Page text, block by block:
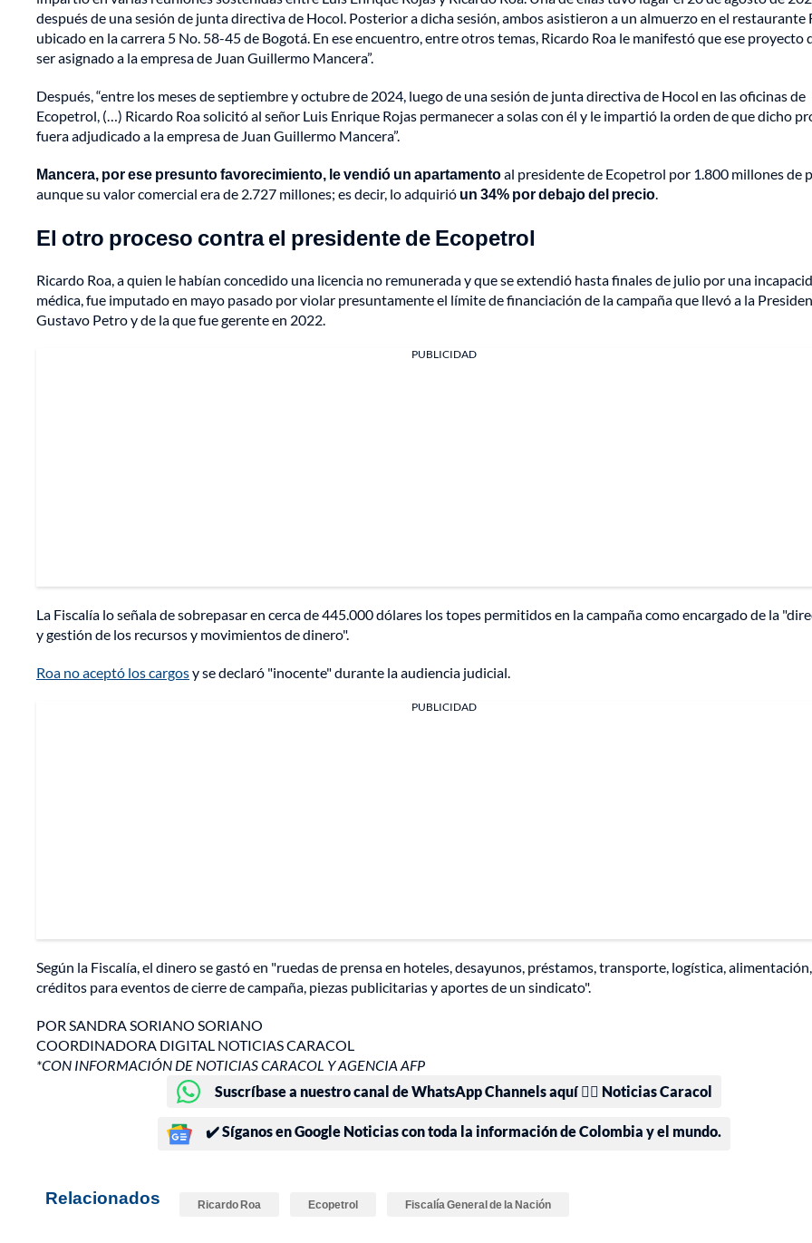
después de una sesión de junta directiva de Hocol. Posterior a dicha sesión, ambos asistieron a un almuerzo en el restaurante
ubicado en la carrera 5 No. 58-45 de Bogotá. En ese encuentro, entre otros temas, Ricardo Roa le manifestó que ese proyecto
ser asignado a la empresa de Juan Guillermo Mancera”.
Después, “entre los meses de septiembre y octubre de 2024, luego de una sesión de junta directiva de Hocol en las oficinas de
Ecopetrol, (…) Ricardo Roa solicitó al señor Luis Enrique Rojas permanecer a solas con él y le impartió la orden de que dicho
fuera adjudicado a la empresa de Juan Guillermo Mancera”.
Mancera, por ese presunto favorecimiento, le vendió un apartamentoal presidente de Ecopetrol por 1.800 millones de
aunque su valor comercial era de 2.727 millones; es decir, lo adquirió un 34% por debajo del precio.
El otro proceso contra el presidente de Ecopetrol
Ricardo Roa, a quien le habían concedido una licencia no remunerada y que se extendió hasta finales de julio por una
médica, fue imputado en mayo pasado por violar presuntamente el límite de financiación de la campaña que llevó a la
Gustavo Petro y de la que fue gerente en 2022.
PUBLICIDAD
La Fiscalía lo señala de sobrepasar en cerca de 445.000 dólares los topes permitidos en la campaña como encargado de la
y gestión de los recursos y movimientos de dinero".
Roa no aceptó los cargosy se declaró "inocente" durante la audiencia judicial.
PUBLICIDAD
Según la Fiscalía, el dinero se gastó en "ruedas de prensa en hoteles, desayunos, préstamos, transporte, logística, alimentación,
créditos para eventos de cierre de campaña, piezas publicitarias y aportes de un sindicato".
POR SANDRA SORIANO SORIANO
COORDINADORA DIGITAL NOTICIAS CARACOL
*CON INFORMACIÓN DE NOTICIAS CARACOL Y AGENCIA AFP
Suscríbase a nuestro canal de WhatsApp Channels aquí 👉🏻 Noticias Caracol
✔️ Síganos en Google Noticias con toda la información de Colombia y el mundo.
Relacionados Ricardo Roa Ecopetrol Fiscalía General de la Nación